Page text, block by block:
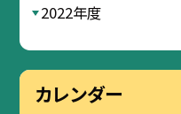
2022年度
カレンダー